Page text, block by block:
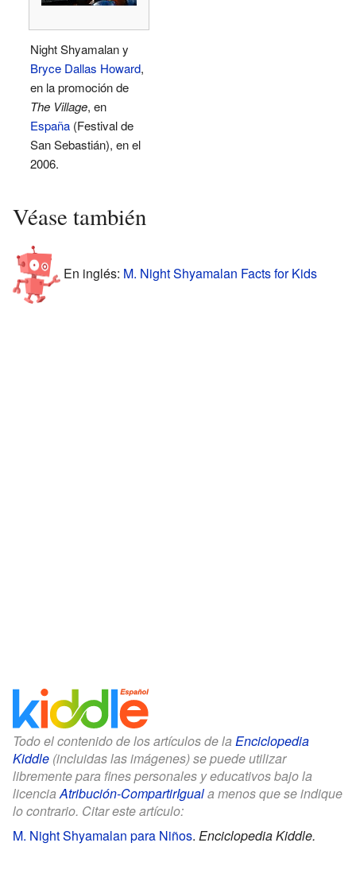
Night Shyamalan y
Bryce Dallas Howard,
en la promoción de
The Village, en
España (Festival de
San Sebastián), en el
2006.
Véase también
En inglés: M. Night Shyamalan Facts for Kids
Todo el contenido de los artículos de la Enciclopedia
Kiddle (incluidas las imágenes) se puede utilizar
libremente para fines personales y educativos bajo la
licencia Atribución-CompartirIguala menos que se indique
lo contrario. Citar este artículo:
M. Night Shyamalan para Niños. Enciclopedia Kiddle.